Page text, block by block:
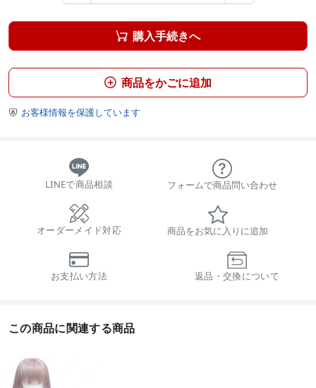
 購入手続きへ
 商品をかごに追加
 お客様情報を保護しています
LINEで商品相談 フォームで商品問い合わせ
オーダーメイド対応 商品をお気に入りに追加
お支払い方法 返品・交換について
この商品に関連する商品